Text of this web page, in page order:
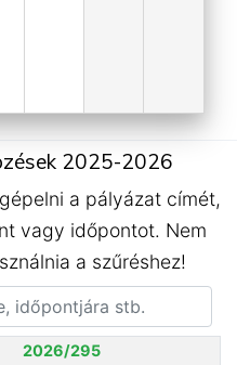
találkozása, belsőép.-i
2025-2026
a pályázat címét,
vagy időpontot. Nem
a szűréshez!
2026/295